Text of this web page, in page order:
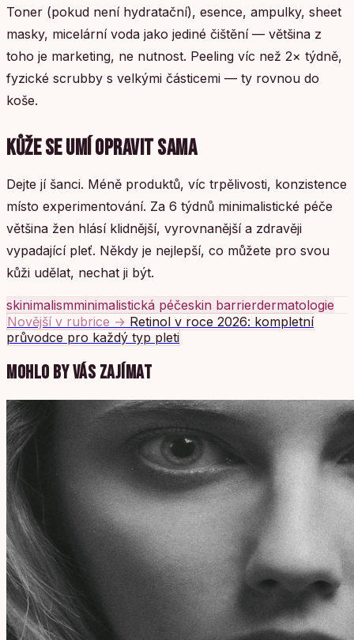
Toner (pokud není hydratační), esence, ampulky, sheet
masky, micelární voda jako jediné čištění — většina z
toho je marketing, ne nutnost. Peeling víc než 2× týdně,
fyzické scrubby s velkými částicemi — ty rovnou do
koše.
KŮŽE SE UMÍ OPRAVIT SAMA
Dejte jí šanci. Méně produktů, víc trpělivosti, konzistence
místo experimentování. Za 6 týdnů minimalistické péče
většina žen hlásí klidnější, vyrovnanější a zdravěji
vypadající pleť. Někdy je nejlepší, co můžete pro svou
kůži udělat, nechat ji být.
skinimalismminimalistická péčeskin barrierdermatologie
Novější v rubrice → Retinol v roce 2026: kompletní
průvodce pro každý typ pleti
MOHLO BY VÁS ZAJÍMAT